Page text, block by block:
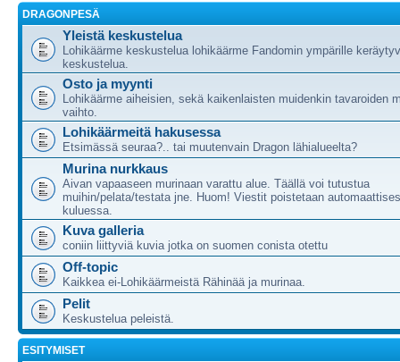
DRAGONPESÄ
Yleistä keskustelua
Lohikäärme keskustelua lohikäärme Fandomin ympärille
keskustelua.
Osto ja myynti
Lohikäärme aiheisien, sekä kaikenlaisten muidenkin tavaroiden
vaihto.
Lohikäärmeitä hakusessa
Etsimässä seuraa?.. tai muutenvain Dragon lähialueelta?
Murina nurkkaus
Aivan vapaaseen murinaan varattu alue. Täällä voi tutustua
muihin/pelata/testata jne. Huom! Viestit poistetaan
kuluessa.
Kuva galleria
coniin liittyviä kuvia jotka on suomen conista otettu
Off-topic
Kaikkea ei-Lohikäärmeistä Rähinää ja murinaa.
Pelit
Keskustelua peleistä.
ESITYMISET